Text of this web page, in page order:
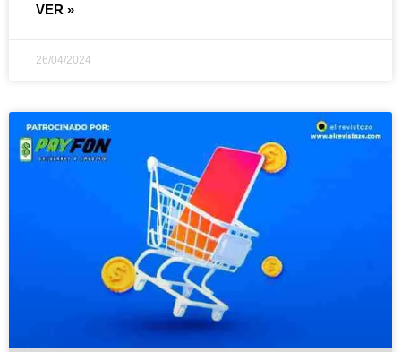
VER »
26/04/2024